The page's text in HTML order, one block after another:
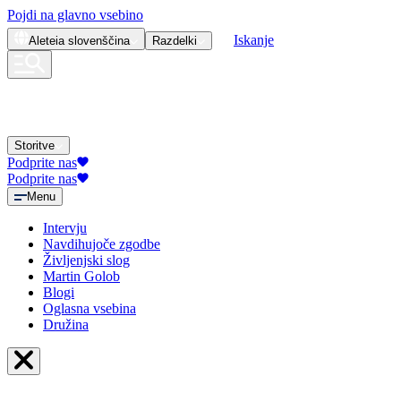
Pojdi na glavno vsebino
Aleteia slovenščina Razdelki Iskanje
Storitve
Podprite nas
Podprite nas
Menu
Intervju
Navdihujoče zgodbe
Življenjski slog
Martin Golob
Blogi
Oglasna vsebina
Družina